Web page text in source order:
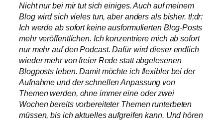
Nicht nur bei mir tut sich einiges. Auch auf meinem
Blog wird sich vieles tun, aber anders als bisher. tl;dr:
Ich werde ab sofort keine ausformulierten Blog-Posts
mehr veröffentlichen. Ich konzentriere mich ab sofort
nur mehr auf den Podcast. Dafür wird dieser endlich
wieder mehr von freier Rede statt abgelesenen
Blogposts leben. Damit möchte ich flexibler bei der
Aufnahme und der schnellen Anpassung von
Themen werden, ohne immer eine oder zwei
Wochen bereits vorbereiteter Themen runterbeten
müssen, bis ich aktuelles aufgreifen kann. Und hören